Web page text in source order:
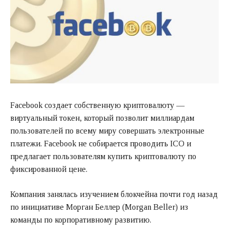
Facebook создает собственную криптовалюту —
виртуальный токен, который позволит миллиардам
пользователей по всему миру совершать электронные
платежи. Facebook не собирается проводить ICO и
предлагает пользователям купить криптовалюту по
фиксированной цене.
Компания занялась изучением блокчейна почти год назад
по инициативе Морган Беллер (Morgan Beller) из
команды по корпоративному развитию.